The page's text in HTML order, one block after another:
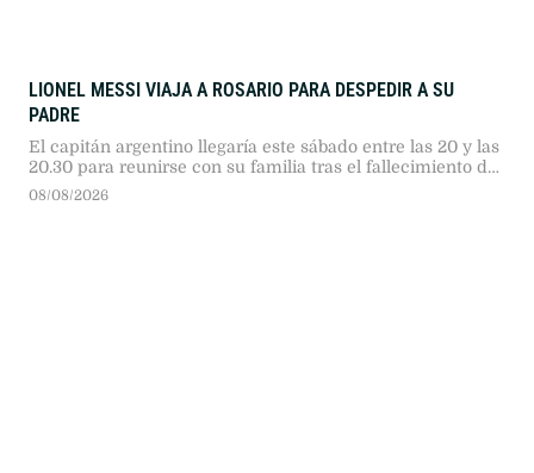
LIONEL MESSI VIAJA A ROSARIO PARA DESPEDIR A SU
PADRE
El capitán argentino llegaría este sábado entre las 20 y las
20.30 para reunirse con su familia tras el fallecimiento de
Jorge Messi.
08/08/2026